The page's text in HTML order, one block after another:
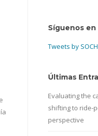
Síguenos
Tweets by
Últimas
Evaluating the
shifting to ride-
perspective